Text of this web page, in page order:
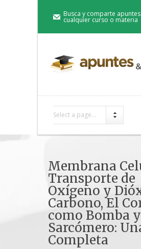
Busca y comparte
cualquier curso o materia
Select a page...
Membrana
Transporte de
Oxígeno y
Carbono, El
como Bomba
Sarcómero:
Completa